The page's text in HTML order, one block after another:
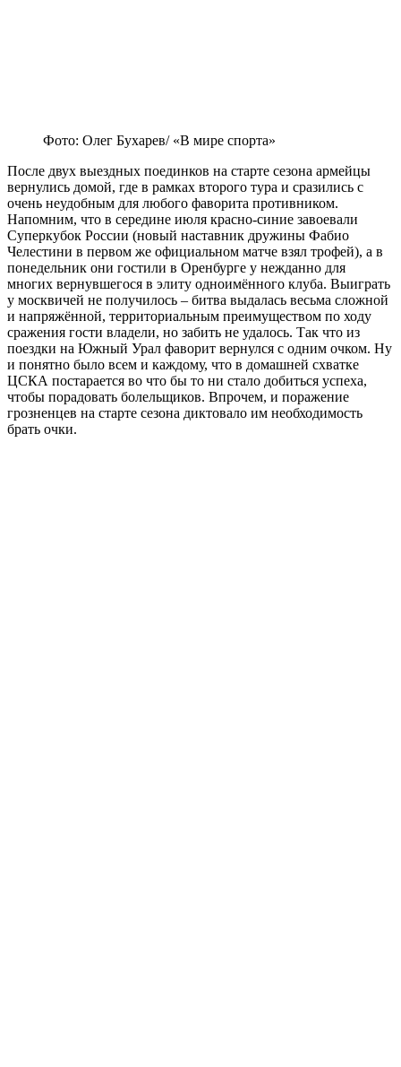
Фото: Олег Бухарев/ «В мире спорта»
После двух выездных поединков на старте сезона армейцы
вернулись домой, где в рамках второго тура и сразились с
очень неудобным для любого фаворита противником.
Напомним, что в середине июля красно-синие завоевали
Суперкубок России (новый наставник дружины Фабио
Челестини в первом же официальном матче взял трофей), а в
понедельник они гостили в Оренбурге у нежданно для
многих вернувшегося в элиту одноимённого клуба. Выиграть
у москвичей не получилось – битва выдалась весьма сложной
и напряжённой, территориальным преимуществом по ходу
сражения гости владели, но забить не удалось. Так что из
поездки на Южный Урал фаворит вернулся с одним очком. Ну
и понятно было всем и каждому, что в домашней схватке
ЦСКА постарается во что бы то ни стало добиться успеха,
чтобы порадовать болельщиков. Впрочем, и поражение
грозненцев на старте сезона диктовало им необходимость
брать очки.